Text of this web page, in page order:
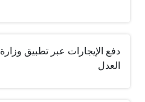
دفع الإيجارات عبر تطبيق وزارة
العدل